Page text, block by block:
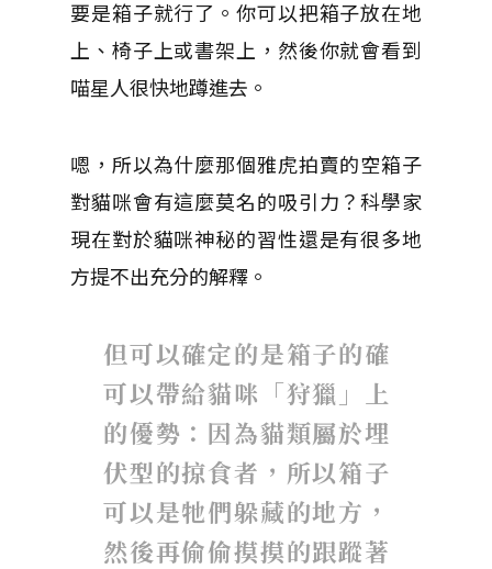
要是箱子就行了。你可以把箱子放在地
上、椅子上或書架上，然後你就會看到
喵星人很快地蹲進去。
嗯，所以為什麼那個雅虎拍賣的空箱子
對貓咪會有這麼莫名的吸引力？科學家
現在對於貓咪神秘的習性還是有很多地
方提不出充分的解釋。
但可以確定的是箱子的確
可以帶給貓咪「狩獵」上
的優勢：因為貓類屬於埋
伏型的掠食者，所以箱子
可以是牠們躲藏的地方，
然後再偷偷摸摸的跟蹤著